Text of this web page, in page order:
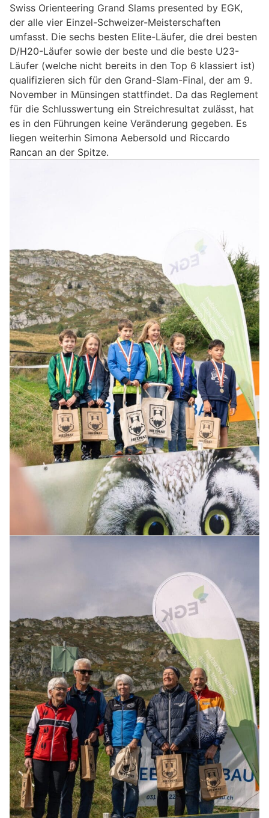
Swiss Orienteering Grand Slams presented by EGK,
der alle vier Einzel-Schweizer-Meisterschaften
umfasst. Die sechs besten Elite-Läufer, die drei besten
D/H20-Läufer sowie der beste und die beste U23-
Läufer (welche nicht bereits in den Top 6 klassiert ist)
qualifizieren sich für den Grand-Slam-Final, der am 9.
November in Münsingen stattfindet. Da das Reglement
für die Schlusswertung ein Streichresultat zulässt, hat
es in den Führungen keine Veränderung gegeben. Es
liegen weiterhin Simona Aebersold und Riccardo
Rancan an der Spitze.